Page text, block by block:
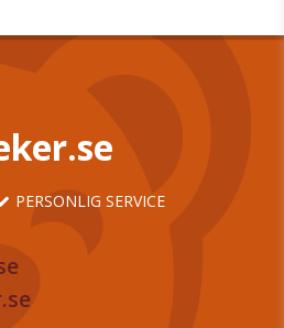
PERSONLIG SERVICE